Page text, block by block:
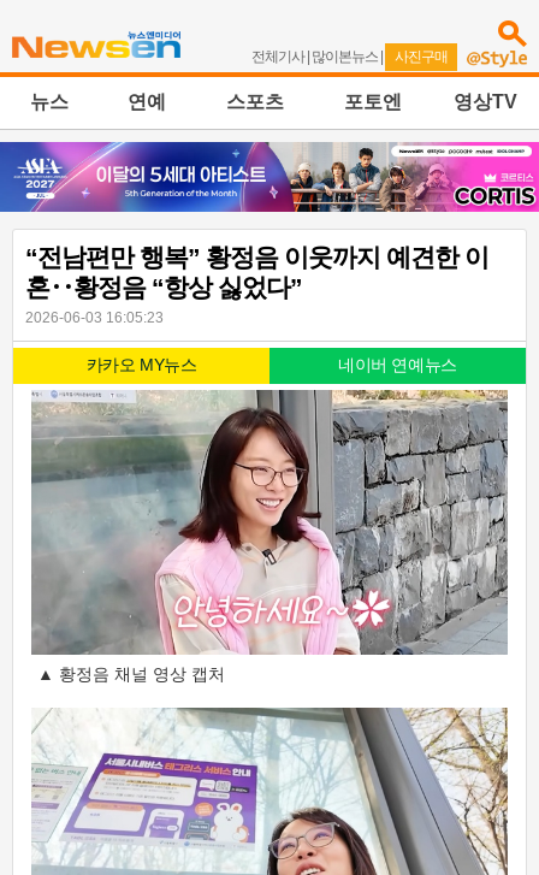
전체기사| 많이본뉴스 | 사진구매
뉴스 연예 스포츠 포토엔 영상TV
“전남편만 행복” 황정음 이웃까지 예견한 이
혼‥황정음 “항상 싫었다”
2026-06-03 16:05:23
카카오 MY뉴스 네이버 연예뉴스
▲ 황정음 채널 영상 캡처